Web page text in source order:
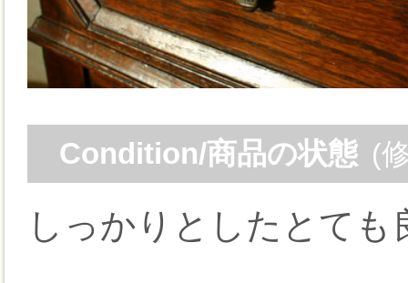
Condition/商品の状態 (
しっかりとしたとて